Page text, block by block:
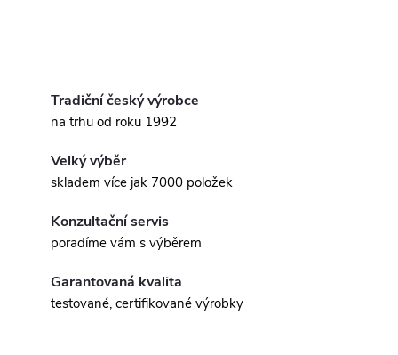
Tradiční český výrobce
na trhu od roku 1992
Velký výběr
skladem více jak 7000 položek
Konzultační servis
poradíme vám s výběrem
Garantovaná kvalita
testované, certifikované výrobky